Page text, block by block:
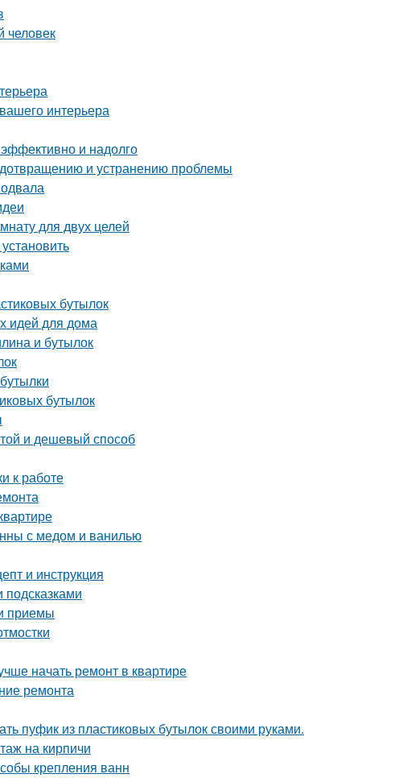
человек
интерьера
и надолго
и устранению проблемы
для двух целей
бутылок
идей для дома
и бутылок
бутылок
и дешевый способ
к работе
с медом и ванилью
и инструкция
приемы
начать ремонт в квартире
ремонта
пуфик из пластиковых бутылок своими руками.
на кирпичи
крепления ванн